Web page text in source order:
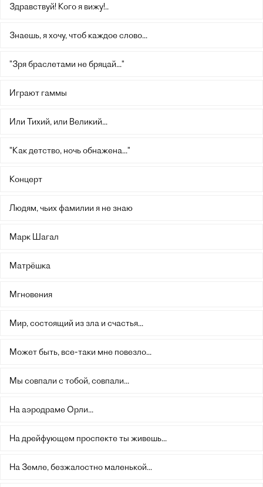
Здравствуй! Кого я вижу!..
Знаешь, я хочу, чтоб каждое слово...
"Зря браслетами не бряцай..."
Играют гаммы
Или Тихий, или Великий...
"Как детство, ночь обнажена..."
Концерт
Людям, чьих фамилии я не знаю
Марк Шагал
Матрёшка
Мгновения
Мир, состоящий из зла и счастья...
Может быть, все-таки мне повезло...
Мы совпали с тобой, совпали...
На аэродраме Орли...
На дрейфующем проспекте ты живешь...
На Земле, безжалостно маленькой...